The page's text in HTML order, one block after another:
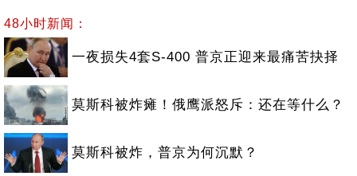
48小时新闻：
一夜损失4套S-400 普京正迎来最痛苦抉择
莫斯科被炸瘫！俄鹰派怒斥：还在等什么？
莫斯科被炸，普京为何沉默？